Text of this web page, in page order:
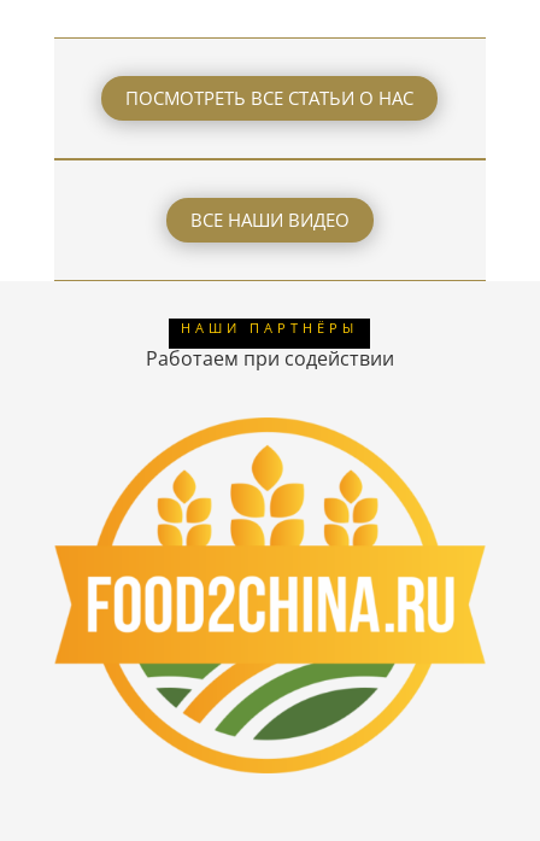
ПОСМОТРЕТЬ ВСЕ СТАТЬИ О НАС
ВСЕ НАШИ ВИДЕО
НАШИ ПАРТНЁРЫ
Работаем при содействии